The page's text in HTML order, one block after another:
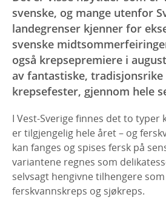
svenske, og mange utenfor
landegrenser kjenner for
svenske
også krepsepremiere i
av fantastiske,
krepsefester, gjennom hele
I Vest-Sverige finnes det to typer
er tilgjengelig hele året – og
kan fanges og spises fersk på
variantene regnes som
selvsagt hengivne tilhengere
ferskvannskreps og sjøkreps.